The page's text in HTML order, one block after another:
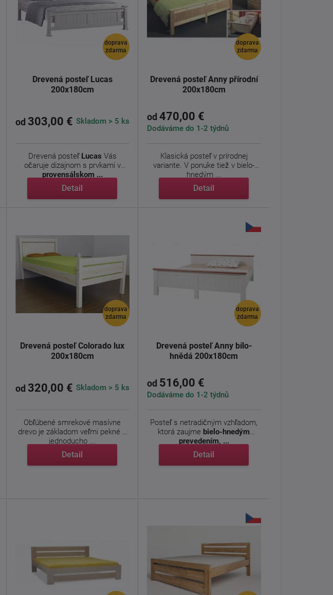
doprava
zdarma
Drevená posteľ Lucas
200x180cm
od 303,00 € Skladom > 5 ks
Drevená posteľ Lucas Vás
očaruje dizajnom s prvkami v
provensálskom ...
Detail
doprava
zdarma
Drevená posteľ Anny přírodní
200x180cm
od 470,00 €
Dodáváme do 1-2 týdnů
Klasická posteľ v prírodnej
variante. V ponuke tiež v bielo-
hnedým ...
Detail
doprava
zdarma
Drevená posteľ Colorado lux
200x180cm
od 320,00 € Skladom > 5 ks
Obľúbené smrekové masívne
drevo je základom veľmi pekné a
jednoducho ...
Detail
doprava
zdarma
Drevená posteľ Anny bílo-
hnědá 200x180cm
od 516,00 €
Dodáváme do 1-2 týdnů
Posteľ s netradičným vzhľadom,
ktorá zaujme bielo-hnedým
prevedením, ...
Detail